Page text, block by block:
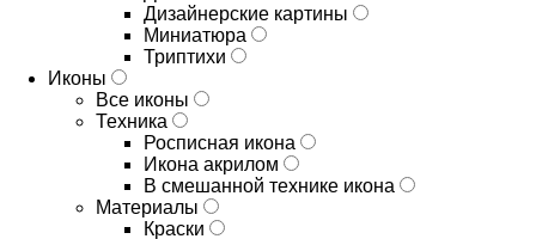
Дизайнерские картины
Миниатюра
Триптихи
Иконы
Все иконы
Техника
Росписная икона
Икона акрилом
В смешанной технике икона
Материалы
Краски